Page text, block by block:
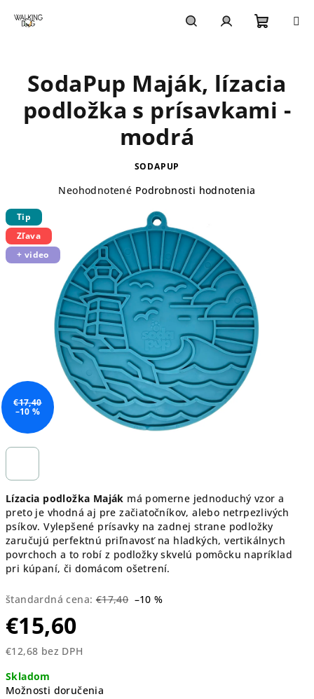
košík
Lízacia podložka Maják má pomerne jednoduchý vzor a
preto je vhodná aj pre začiatočníkov, alebo netrpezlivých
psíkov. Vylepšené prísavky na zadnej strane podložky
zaručujú perfektnú priľnavosť na hladkých, vertikálnych
povrchoch a to robí z podložky skvelú pomôcku napríklad
pri kúpaní, či domácom ošetrení.
štandardná cena: €17,40 –10 %
€15,60
€12,68 bez DPH
cena:
Skladom
Možnosti doručenia
SodaPup Maják, lízacia
podložka s prísavkami -
modrá
SODAPUP
Priemerné
0,0
z
hviezdičiek.
Neohodnotené Podrobnosti hodnotenia
Tip
Zľava
+ video
€17,40
–10 %